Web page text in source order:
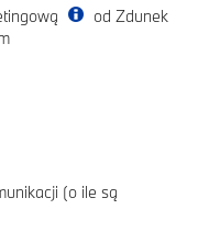
od Zdunek
(o ile są